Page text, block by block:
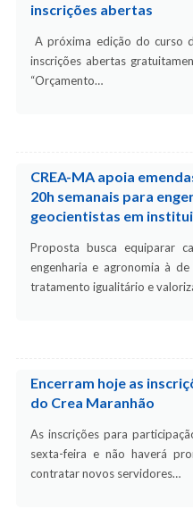
inscrições abertas
A próxima edição do curso
inscrições abertas
“Orçamento…
CREA-MA apoia
20h semanais para
geocientistas em
Proposta busca equiparar
engenharia e agronomia à
tratamento igualitário e
Encerram hoje as
do Crea Maranhão
As inscrições para
sexta-feira e não haverá
contratar novos servidores…